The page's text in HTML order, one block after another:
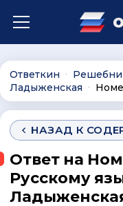
Ответкин ∙
Ладыженская ∙
НАЗАД К
Ответ на
Русскому